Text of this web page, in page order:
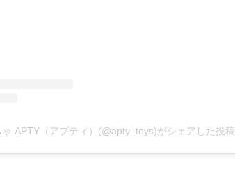
APTY（アプティ）(@apty_toys)がシェアした投稿